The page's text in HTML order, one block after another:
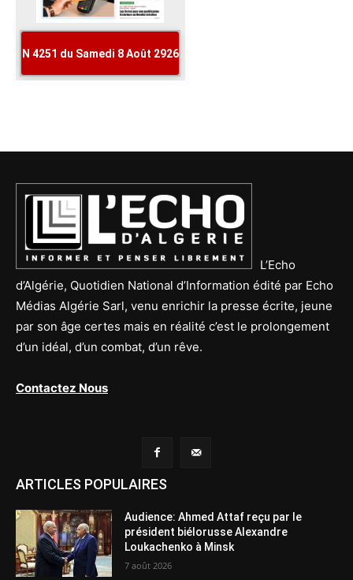
L’Echo
d’Algérie, Quotidien National d’Information édité par Echo
Médias Algérie Sarl, venu enrichir la presse écrite, jeune
par son âge certes mais en réalité c’est le prolongement
d’un idéal, d’un combat, d’un rêve.
Contactez Nous
ARTICLES POPULAIRES
Audience: Ahmed Attaf reçu par le
président biélorusse Alexandre
Loukachenko à Minsk
7 août 2026